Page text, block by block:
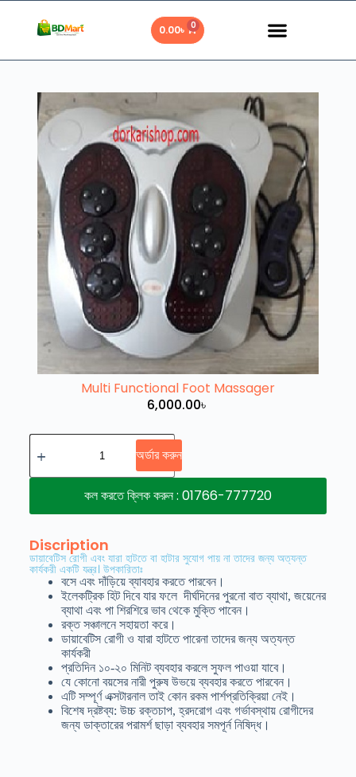
0.00৳ 0
Multi Functional Foot Massager
6,000.00৳
অর্ডার করুন
কল করতে ক্লিক করুন : 01766-777720
Discription
ডায়াবেটিস রোগী এবং যারা হাটতে বা হাটার সুযোগ পায় না তাদের জন্য অত্যন্ত
কার্যকরী একটি যন্ত্র। উপকারিতাঃ
বসে এবং দাঁড়িয়ে ব্যাবহার করতে পারবেন।
ইলেকট্রিক হিট দিবে যার ফলে দীর্ঘদিনের পুরনো বাত ব্যাথা, জয়েনের
ব্যাথা এবং পা শিরশিরে ভাব থেকে মুক্তি পাবেন।
রক্ত সঞ্চালনে সহায়তা করে।
ডায়াবেটিস রোগী ও যারা হাটতে পারেনা তাদের জন্য অত্যন্ত
কার্যকরী
প্রতিদিন ১০-২০ মিনিট ব্যবহার করলে সুফল পাওয়া যাবে।
যে কোনো বয়সের নারী পুরুষ উভয়ে ব্যবহার করতে পারবেন।
এটি সম্পূর্ণ এক্সটারনাল তাই কোন রকম পার্শপ্রতিক্রিয়া নেই।
বিশেষ দ্রষ্টব্য: উচ্চ রক্তচাপ, হ্রদরোগ এবং গর্ভাবস্থায় রোগীদের
জন্য ডাক্তারের পরামর্শ ছাড়া ব্যবহার সমপূর্ন নিষিদ্ধ।